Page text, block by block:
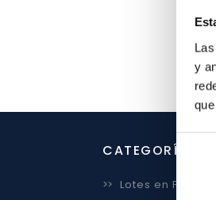
y
CATEGORÍAS
>> Lotes en